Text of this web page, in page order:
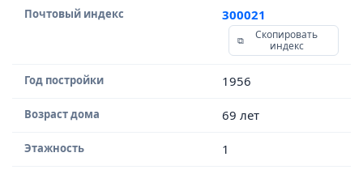
Почтовый индекс 300021
Скопировать
индекс
Год постройки 1956
Возраст дома 69 лет
Этажность 1